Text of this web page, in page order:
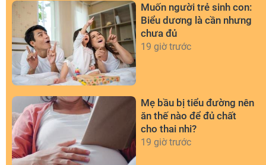
Muốn người trẻ sinh con:
Biểu dương là cần nhưng
chưa đủ
19 giờ trước
Mẹ bầu bị tiểu đường nên
ăn thế nào để đủ chất
cho thai nhi?
19 giờ trước